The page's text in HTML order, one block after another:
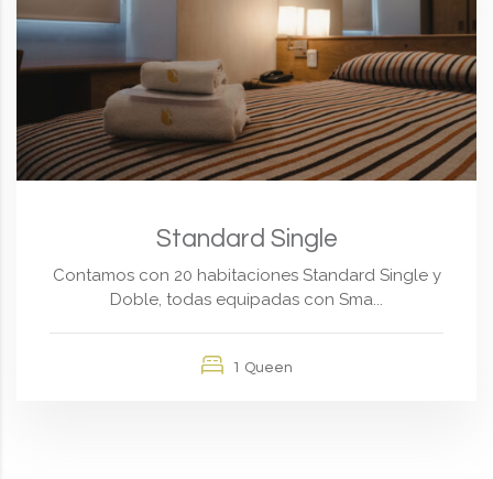
Standard Single
Contamos con 20 habitaciones Standard Single y
Doble, todas equipadas con Sma...
1 Queen